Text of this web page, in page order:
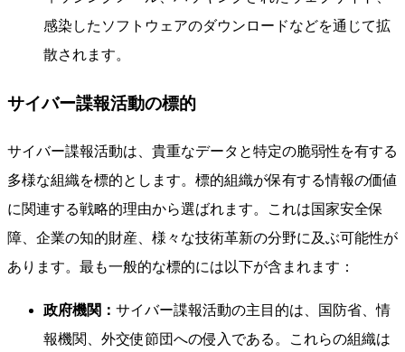
感染したソフトウェアのダウンロードなどを通じて拡
散されます。
サイバー諜報活動の標的
サイバー諜報活動は、貴重なデータと特定の脆弱性を有する
多様な組織を標的とします。標的組織が保有する情報の価値
に関連する戦略的理由から選ばれます。これは国家安全保
障、企業の知的財産、様々な技術革新の分野に及ぶ可能性が
あります。最も一般的な標的には以下が含まれます：
政府機関： サイバー諜報活動の主目的は、国防省、情
報機関、外交使節団への侵入である。これらの組織は